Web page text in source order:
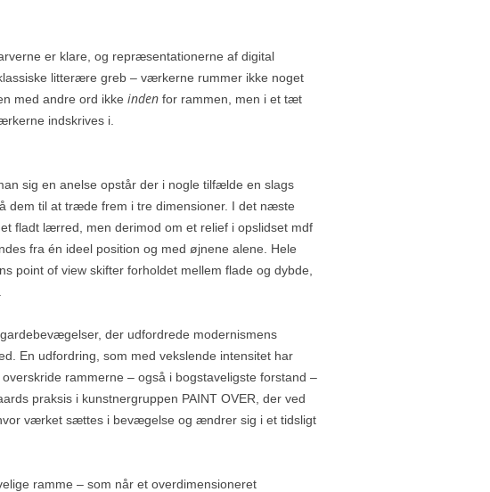
er klare, og repræsentationerne af digital
litterære greb – værkerne rummer ikke noget
med andre ord ikke inden for rammen, men i et tæt
indskrives i.
sig en anelse opstår der i nogle tilfælde en slags
dem til at træde frem i tre dimensioner. I det næste
fladt lærred, men derimod om et relief i opslidset mdf
fra én ideel position og med øjnene alene. Hele
point of view skifter forholdet mellem flade og dybde,
der udfordrede modernismens
En udfordring, som med vekslende intensitet har
rammerne – også i bogstaveligste forstand –
praksis i kunstnergruppen PAINT OVER, der ved
værket sættes i bevægelse og ændrer sig i et tidsligt
ramme – som når et overdimensioneret